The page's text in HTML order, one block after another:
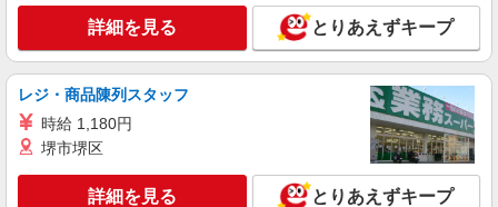
時給2400円〜3000円 ＜日払い有/週払い有/交
通費全支給(ガソリン代含む)＞
東京都新宿区//市ヶ谷駅スグ
キープ 詳細を見る
派遣社員
株式会社kotrio /●SW-H1-2001283
詳細を見る とりあえずキープ
レジ・商品陳列スタッフ
時給 1,180円
堺市堺区
詳細を見る とりあえずキープ